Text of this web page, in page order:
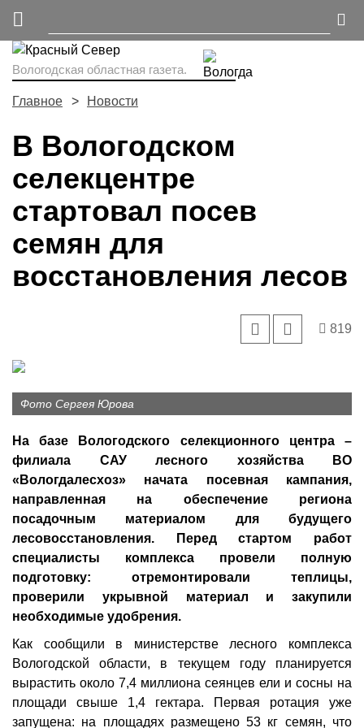
Вологодская областная газета.
Главное Новости
В Вологодском
селекцентре
стартовал посев
семян для
восстановления лесов
819
Фото Сергея Юрова
На базе Вологодского селекционного центра –
филиала САУ лесного хозяйства ВО
«Вологдалесхоз» начата посевная кампания,
направленная на обеспечение региона
посадочным материалом для будущего
лесовосстановления. Перед стартом работ
специалисты комплекса провели полную
подготовку: отремонтировали теплицы,
проверили укрывной материал и закупили
необходимые удобрения.
Как сообщили в министерстве лесного комплекса
Вологодской области, в текущем году планируется
вырастить около 7,4 миллиона сеянцев ели и сосны на
площади свыше 1,4 гектара. Первая ротация уже
запущена: на площадях размещено 53 кг семян, что